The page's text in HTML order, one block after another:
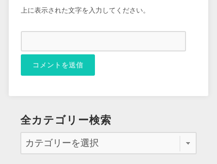
上に表示された文字を入力してください。
全カテゴリー検索